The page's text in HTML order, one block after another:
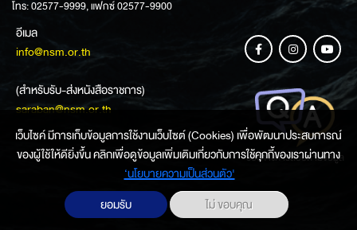
โทร: 02577-9999, แฟกซ์ 02577-9900
อีเมล
info@nsm.or.th
(สำหรับรับ-ส่งหนังสือราชการ)
saraban@nsm.or.th
ช่องทางการสอบถามข้อมูล
เว็บไซค์ มีการเก็บข้อมูลการใช้งานเว็บไซต์ (Cookies) เพื่อพัฒนาประสบการณ์
ของผู้ใช้ให้ดียิ่งขึ้น คลิกเพื่อดูข้อมูลเพิ่มเติมเกี่ยวกับการใช้คุกกี้ของเราผ่านทาง
‘นโยบายความเป็นส่วนตัว'
ยอมรับ
ไม่ ขอบคุณ